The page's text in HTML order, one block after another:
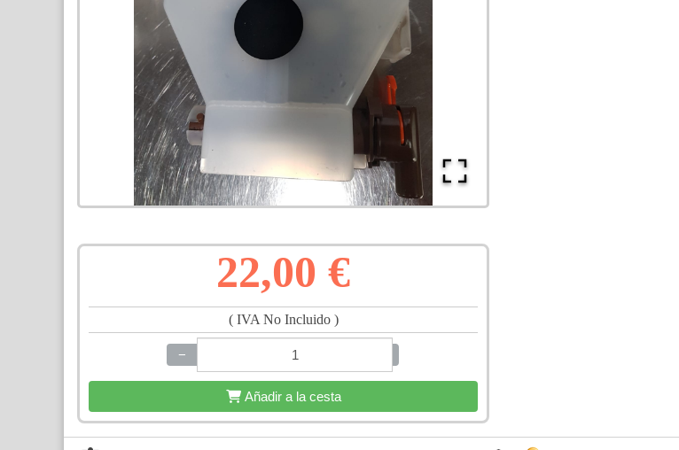
22,00 €
( IVA No Incluido )
−
Añadir a la cesta